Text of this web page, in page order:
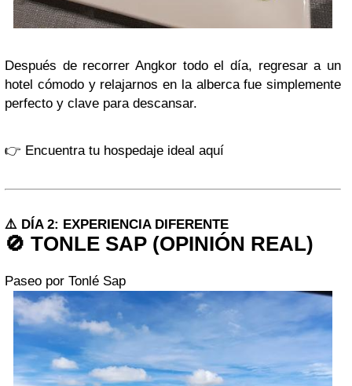
Después de recorrer Angkor todo el día, regresar a un
hotel cómodo y relajarnos en la alberca fue simplemente
perfecto y clave para descansar.
👉 Encuentra tu hospedaje ideal aquí
⚠️ DÍA 2: EXPERIENCIA DIFERENTE
🚫 TONLE SAP (OPINIÓN REAL)
Paseo por Tonlé Sap